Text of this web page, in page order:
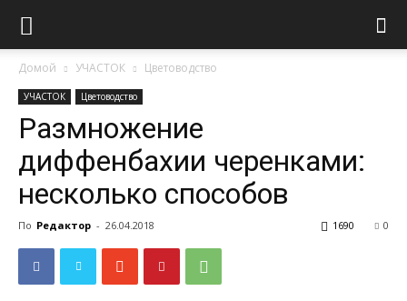
Домой УЧАСТОК Цветоводство
УЧАСТОК Цветоводство
Размножение
диффенбахии черенками:
несколько способов
По Редактор - 26.04.2018 0
1690